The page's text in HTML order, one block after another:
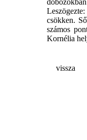
csökken.
számos
Kornélia
vissza